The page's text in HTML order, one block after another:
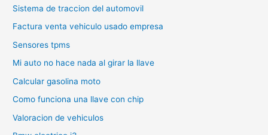
Sistema de traccion del automovil
Factura venta vehiculo usado empresa
Sensores tpms
Mi auto no hace nada al girar la llave
Calcular gasolina moto
Como funciona una llave con chip
Valoracion de vehiculos